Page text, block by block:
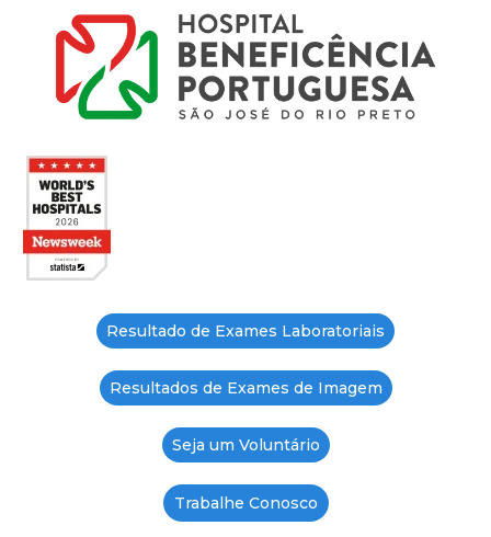
Resultado de Exames Laboratoriais
Resultados de Exames de Imagem
Seja um Voluntário
Trabalhe Conosco